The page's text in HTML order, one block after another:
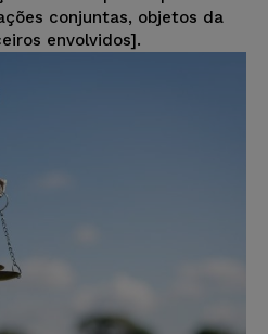
conjuntas, objetos da
envolvidos].